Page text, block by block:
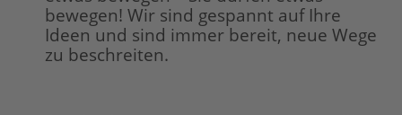
bewegen! Wir sind gespannt auf Ihre
Ideen und sind immer bereit, neue Wege
zu beschreiten.